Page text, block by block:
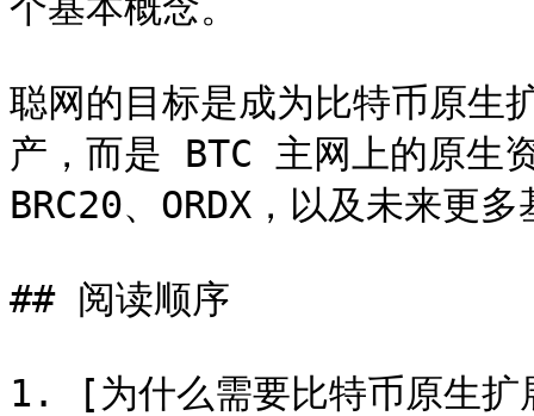
聪网的目标是成为比特币原生
产，而是 BTC 主网上的原生
BRC20、ORDX，以及未来更
## 阅读顺序
1. [为什么需要比特币原